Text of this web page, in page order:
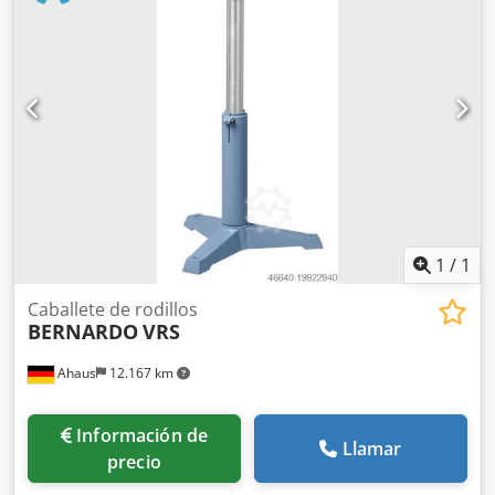
para la alimentación y retirada de piezas Djdpfx
1 / 1
Ahaus 12.167 km
Caballete de rodillos
BERNARDOVRS
Información de
precio
Llamar